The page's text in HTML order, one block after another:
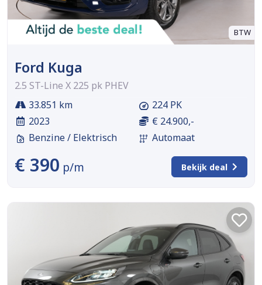
BTW
Ford Kuga
2.5 ST-Line X 225 pk PHEV
33.851 km
2023
Benzine / Elektrisch
224 PK
€ 24.900,-
Automaat
€ 390 p/m Bekijk deal